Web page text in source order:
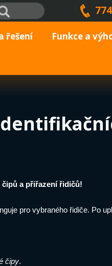
řešení Funkce a
a přiřazení řidičů!
pro vybraného řidiče. Po
čipy.